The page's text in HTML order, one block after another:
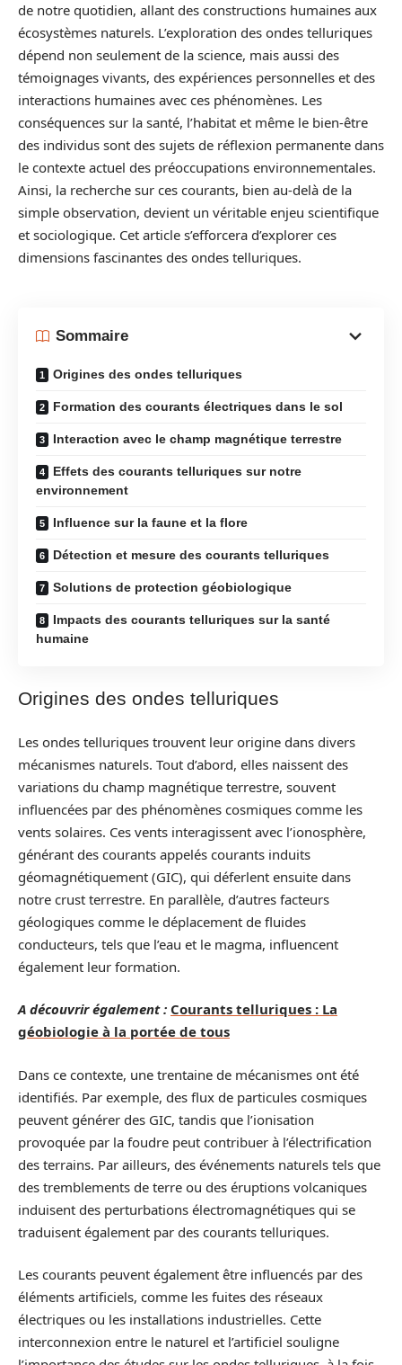
de notre quotidien, allant des constructions humaines aux
écosystèmes naturels. L’exploration des ondes telluriques
dépend non seulement de la science, mais aussi des
témoignages vivants, des expériences personnelles et des
interactions humaines avec ces phénomènes. Les
conséquences sur la santé, l’habitat et même le bien-être
des individus sont des sujets de réflexion permanente dans
le contexte actuel des préoccupations environnementales.
Ainsi, la recherche sur ces courants, bien au-delà de la
simple observation, devient un véritable enjeu scientifique
et sociologique. Cet article s’efforcera d’explorer ces
dimensions fascinantes des ondes telluriques.
Sommaire
Origines des ondes telluriques
Formation des courants électriques dans le sol
Interaction avec le champ magnétique terrestre
Effets des courants telluriques sur notre
environnement
Influence sur la faune et la flore
Détection et mesure des courants telluriques
Solutions de protection géobiologique
Impacts des courants telluriques sur la santé
humaine
Origines des ondes telluriques
Les ondes telluriques trouvent leur origine dans divers
mécanismes naturels. Tout d’abord, elles naissent des
variations du champ magnétique terrestre, souvent
influencées par des phénomènes cosmiques comme les
vents solaires. Ces vents interagissent avec l’ionosphère,
générant des courants appelés courants induits
géomagnétiquement (GIC), qui déferlent ensuite dans
notre crust terrestre. En parallèle, d’autres facteurs
géologiques comme le déplacement de fluides
conducteurs, tels que l’eau et le magma, influencent
également leur formation.
A découvrir également : Courants telluriques : La
géobiologie à la portée de tous
Dans ce contexte, une trentaine de mécanismes ont été
identifiés. Par exemple, des flux de particules cosmiques
peuvent générer des GIC, tandis que l’ionisation
provoquée par la foudre peut contribuer à l’électrification
des terrains. Par ailleurs, des événements naturels tels que
des tremblements de terre ou des éruptions volcaniques
induisent des perturbations électromagnétiques qui se
traduisent également par des courants telluriques.
Les courants peuvent également être influencés par des
éléments artificiels, comme les fuites des réseaux
électriques ou les installations industrielles. Cette
interconnexion entre le naturel et l’artificiel souligne